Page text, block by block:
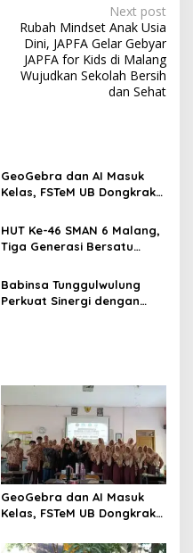
Next post
Rubah Mindset Anak Usia
Dini, JAPFA Gelar Gebyar
JAPFA for Kids di Malang
Wujudkan Sekolah Bersih
dan Sehat
GeoGebra dan AI Masuk
Kelas, FSTeM UB Dongkrak
SMAN 1 Krembung
HUT Ke-46 SMAN 6 Malang,
Tiga Generasi Bersatu
Kebersamaan, ini Kata
Untari
Babinsa Tunggulwulung
Perkuat Sinergi dengan
GeoGebra dan AI Masuk
Kelas, FSTeM UB Dongkrak
SMAN 1 Krembung